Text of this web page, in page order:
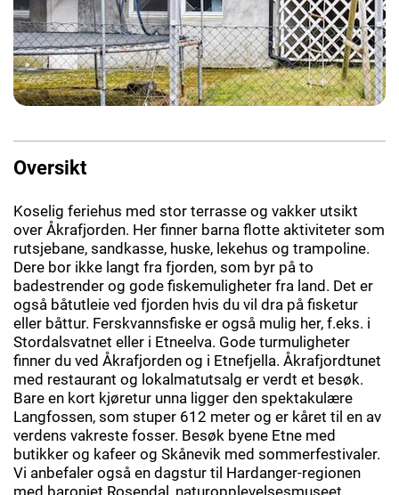
Oversikt
Koselig feriehus med stor terrasse og vakker utsikt
over Åkrafjorden. Her finner barna flotte aktiviteter som
rutsjebane, sandkasse, huske, lekehus og trampoline.
Dere bor ikke langt fra fjorden, som byr på to
badestrender og gode fiskemuligheter fra land. Det er
også båtutleie ved fjorden hvis du vil dra på fisketur
eller båttur. Ferskvannsfiske er også mulig her, f.eks. i
Stordalsvatnet eller i Etneelva. Gode turmuligheter
finner du ved Åkrafjorden og i Etnefjella. Åkrafjordtunet
med restaurant og lokalmatutsalg er verdt et besøk.
Bare en kort kjøretur unna ligger den spektakulære
Langfossen, som stuper 612 meter og er kåret til en av
verdens vakreste fosser. Besøk byene Etne med
butikker og kafeer og Skånevik med sommerfestivaler.
Vi anbefaler også en dagstur til Hardanger-regionen
med baroniet Rosendal, naturopplevelsesmuseet